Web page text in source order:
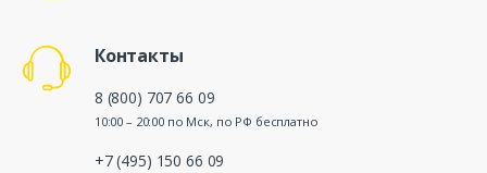
Контакты
8 (800) 707 66 09
10:00 – 20:00 по Мск, по РФ бесплатно
+7 (495) 150 66 09